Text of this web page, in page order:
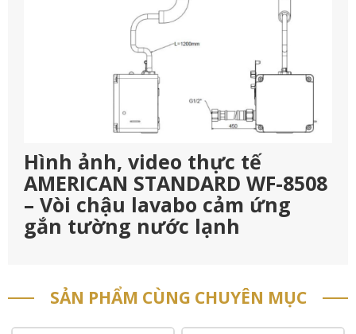
Hình ảnh, video thực tế
AMERICAN STANDARD WF-8508
– Vòi chậu lavabo cảm ứng
gắn tường nước lạnh
SẢN PHẨM CÙNG CHUYÊN MỤC